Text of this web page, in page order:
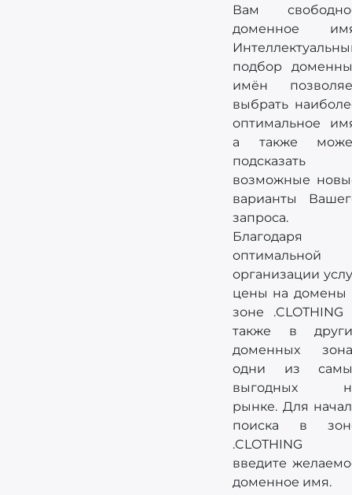
Вам
доменное
подбор
имён
выбрать
оптимальное
а также
подсказать
возможные
варианты
запроса.
Благодаря
оптимальной
организации
цены на домены
зоне .CLOTHING
также в
доменных
одни из
выгодных
рынке. Для
поиска в
.CLOTHING
введите
доменное имя.